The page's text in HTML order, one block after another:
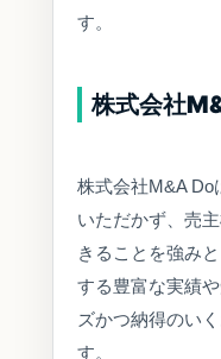
す。
株式会社
株式会社M&A Do
いただかず、売
きることを強み
する豊富な実績
ズかつ納得のい
す。